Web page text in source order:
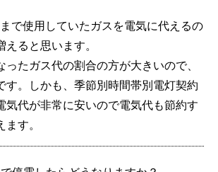
で使用していたガスを電気に代えるの
ると思います。
ったガス代の割合の方が大きいので、
す。しかも、季節別時間帯別電灯契約
気代が非常に安いので電気代も節約す
す。